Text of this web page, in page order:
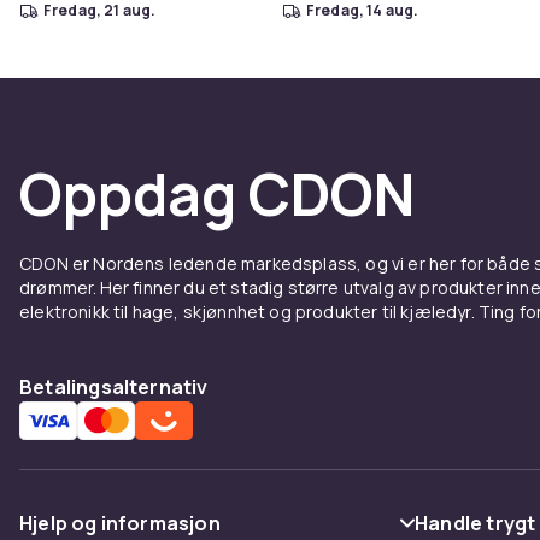
fredag, 21 aug. fredag, 14 aug.
Oppdag CDON
CDON er Nordens ledende markedsplass, og vi er her for
drømmer. Her finner du et stadig større utvalg av produkter
elektronikk til hage, skjønnhet og produkter til kjæledyr. Ting
Betalingsalternativ
Hjelp og informasjon
Handle trygt